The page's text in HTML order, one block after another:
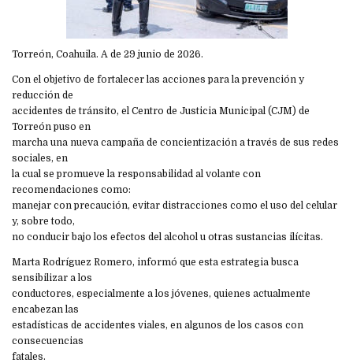
Torreón, Coahuila. A de 29 junio de 2026.
Con el objetivo de fortalecer las acciones para la prevención y
reducción de
accidentes de tránsito, el Centro de Justicia Municipal (CJM) de
Torreón puso en
marcha una nueva campaña de concientización a través de sus redes
sociales, en
la cual se promueve la responsabilidad al volante con
recomendaciones como:
manejar con precaución, evitar distracciones como el uso del celular
y, sobre todo,
no conducir bajo los efectos del alcohol u otras sustancias ilícitas.
Marta Rodríguez Romero, informó que esta estrategia busca
sensibilizar a los
conductores, especialmente a los jóvenes, quienes actualmente
encabezan las
estadísticas de accidentes viales, en algunos de los casos con
consecuencias
fatales.